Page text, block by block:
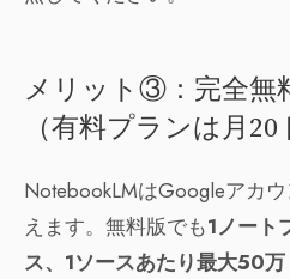
メリット③：完全無
（有料プランは月20
NotebookLMはGoogleアカ
えます。無料版でも1ノート
ス、1ソースあたり最大50